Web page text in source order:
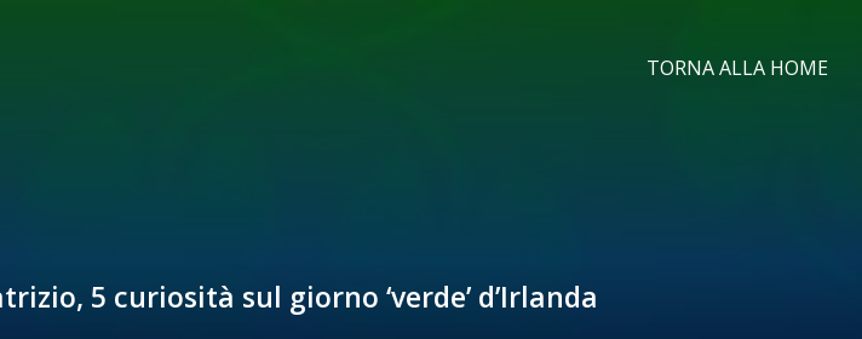
TORNA ALLA HOME
5 curiosità sul giorno ‘verde’ d’Irlanda